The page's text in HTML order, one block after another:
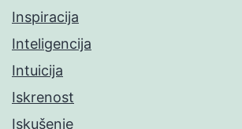
Inspiracija
Inteligencija
Intuicija
Iskrenost
Iskušenje